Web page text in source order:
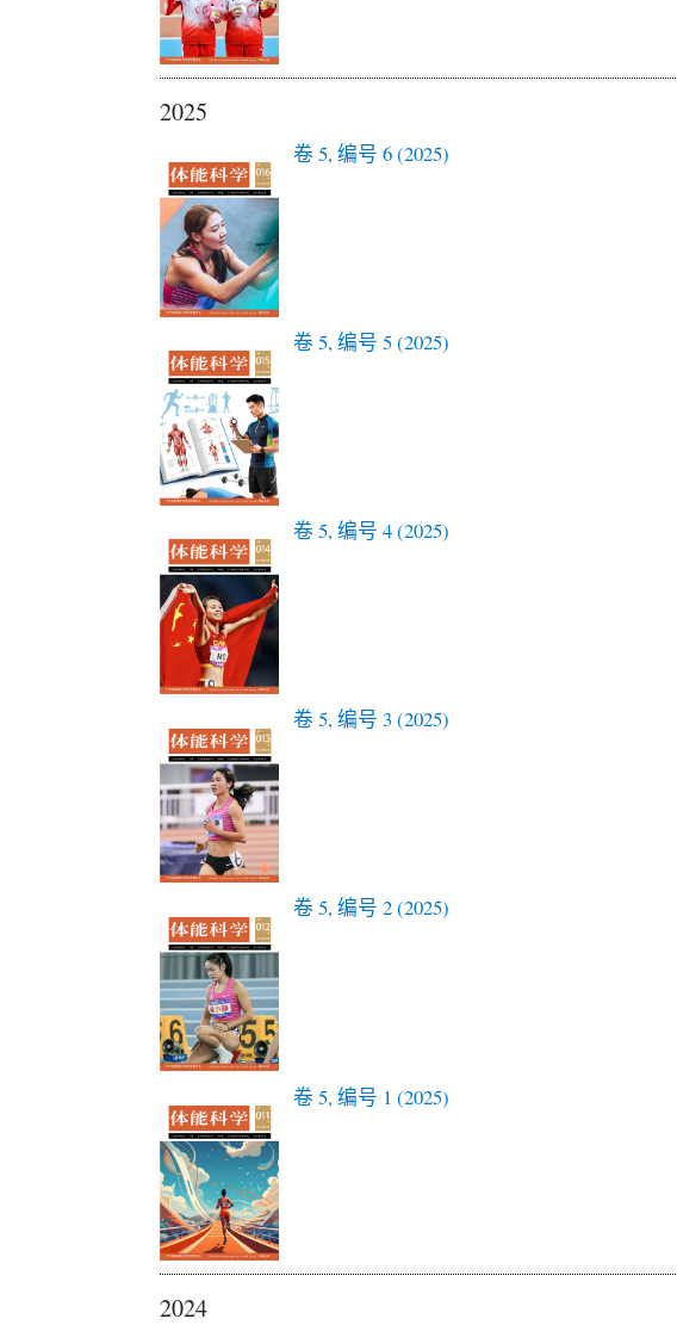
2025
卷 5, 编号 6 (2025)
卷 5, 编号 5 (2025)
卷 5, 编号 4 (2025)
卷 5, 编号 3 (2025)
卷 5, 编号 2 (2025)
卷 5, 编号 1 (2025)
2024